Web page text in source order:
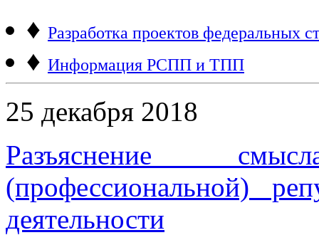
♦ Разработка проектов федеральных
♦ Информация РСПП и ТПП
25 декабря 2018
Разъяснение
(профессиональной)
деятельности